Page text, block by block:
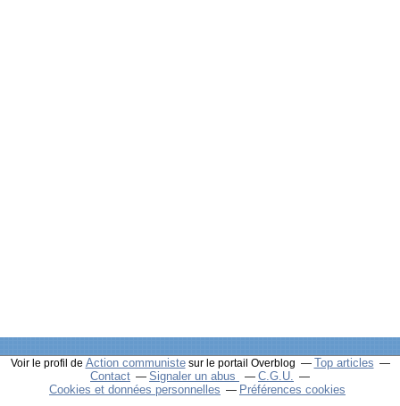
Voir le profil de Action communistesur le portail Overblog
Top articles
Contact
Signaler un abus
C.G.U.
Cookies et données personnelles
Préférences cookies